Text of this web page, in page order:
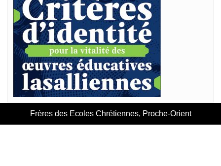
Frères des Ecoles Chrétiennes, Proche-Orient